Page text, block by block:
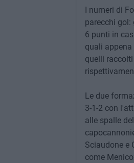
I numeri di
parecchi gol:
6 punti in
quali
quelli
Le due
3-1-2 con
alle spalle
Sciaudone e
come